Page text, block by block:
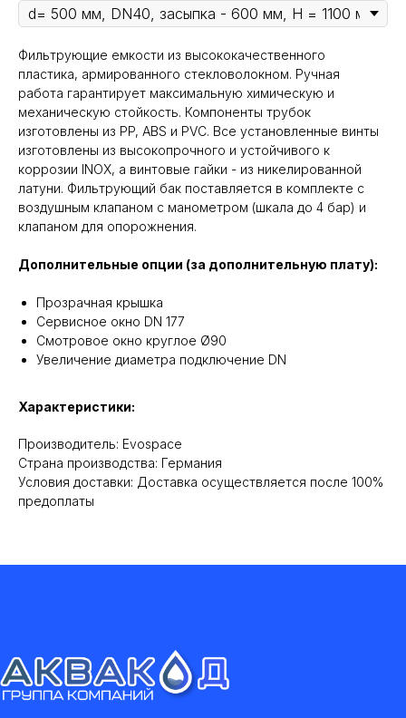
Фильтрующие емкости из высококачественного
пластика, армированного стекловолокном. Ручная
работа гарантирует максимальную химическую и
механическую стойкость. Компоненты трубок
изготовлены из PP, ABS и PVC. Все установленные винты
изготовлены из высокопрочного и устойчивого к
коррозии INOX, а винтовые гайки - из никелированной
латуни. Фильтрующий бак поставляется в комплекте с
воздушным клапаном с манометром (шкала до 4 бар) и
клапаном для опорожнения.
Дополнительные опции (за дополнительную плату):
Прозрачная крышка
Сервисное окно DN 177
Смотровое окно круглое Ø90
Увеличение диаметра подключение DN
Характеристики:
Производитель: Evospace
Cтрана производства: Германия
Условия доставки: Доставка осуществляется после 100%
предоплаты